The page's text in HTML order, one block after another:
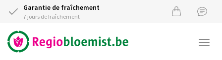
Garantie de fraîchement
7 jours de fraîchement